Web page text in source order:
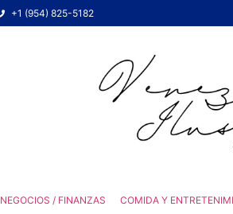
+1 (954) 825-5182
NEGOCIOS / FINANZAS COMIDA Y